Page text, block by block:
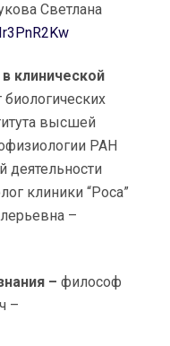
Светлана
клинической
биологических
высшей
РАН
деятельности
клиники “Роса”
–
– философ
–